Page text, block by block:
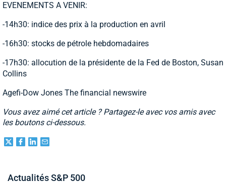
EVENEMENTS A VENIR:
-14h30: indice des prix à la production en avril
-16h30: stocks de pétrole hebdomadaires
-17h30: allocution de la présidente de la Fed de Boston, Susan
Collins
Agefi-Dow Jones The financial newswire
Vous avez aimé cet article ? Partagez-le avec vos amis avec
les boutons ci-dessous.
Actualités S&P 500